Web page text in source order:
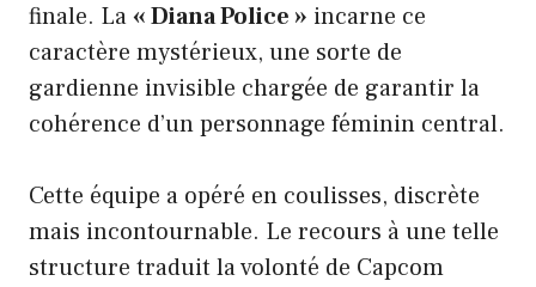
finale. La« Diana Police » incarne ce
caractère mystérieux, une sorte de
gardienne invisible chargée de garantir la
cohérence d’un personnage féminin central.
Cette équipe a opéré en coulisses, discrète
mais incontournable. Le recours à une telle
structure traduit la volonté de Capcom